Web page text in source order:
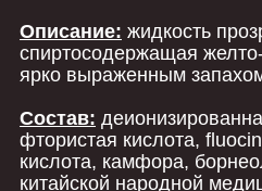
Описание: жидкость
спиртосодержащая
ярко выраженным
Состав:
фтористая кислота,
кислота, камфора,
китайской народной